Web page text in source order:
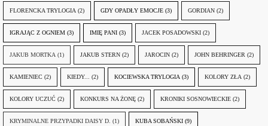
FLORENCKA TRYLOGIA (2) GDY OPADŁY EMOCJE (3) GORDIAN (2)
IGRAJĄC Z OGNIEM (3) IMIĘ PANI (3) JACEK POSADOWSKI (2)
JAKUB MORTKA (1) JAKUB STERN (2) JAROCIN (2) JOHN BEHRINGER (2)
KAMIENIEC (2) KIEDY... (2) KOCIEWSKA TRYLOGIA (3) KOLORY ZŁA (2)
KOLORY UCZUĆ (2) KONKURS NA ŻONĘ (2) KRONIKI SOSNOWIECKIE (2)
KRYMINALNE PRZYPADKI DAISY D. (1) KUBA SOBAŃSKI (9)